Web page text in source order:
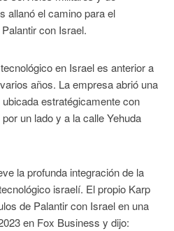
allanó el camino para el
con Israel.
en Israel es anterior a
años. La empresa abrió una
estratégicamente con
un lado y a la calle Yehuda
la profunda integración de la
israelí. El propio Karp
de Palantir con Israel en una
en Fox Business y dijo: